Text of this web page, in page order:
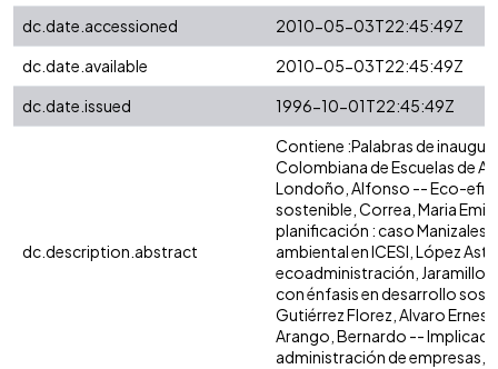
dc.date.accessioned
2010-05-03T22:45:49Z
dc.date.available
2010-05-03T22:45:49Z
dc.date.issued
1996-10-01T22:45:49Z
dc.description.abstract
Contiene :Palabras de
Colombiana de Escuelas de
Londoño, Alfonso -- Eco-
sostenible, Correa, Maria
planificación : caso
ambiental en ICESI, López
ecoadministración, Jaramillo
con énfasis en desarrollo
Gutiérrez Florez, Alvaro
Arango, Bernardo --
administración de empresas,